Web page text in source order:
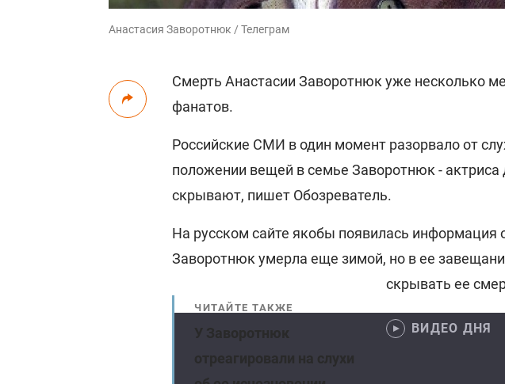
Анастасия Заворотнюк / Телеграм
Смерть Анастасии Заворотнюк уже несколько
фанатов.
Российские СМИ в один момент разорвало от
положении вещей в семье Заворотнюк - актриса
скрывают, пишет Обозреватель.
На русском сайте якобы появилась информация
Заворотнюк умерла еще зимой, но в ее
скрывать ее
ЧИТАЙТЕ ТАКЖЕ
У Заворотнюк
отреагировали на слухи
ВИДЕО ДНЯ